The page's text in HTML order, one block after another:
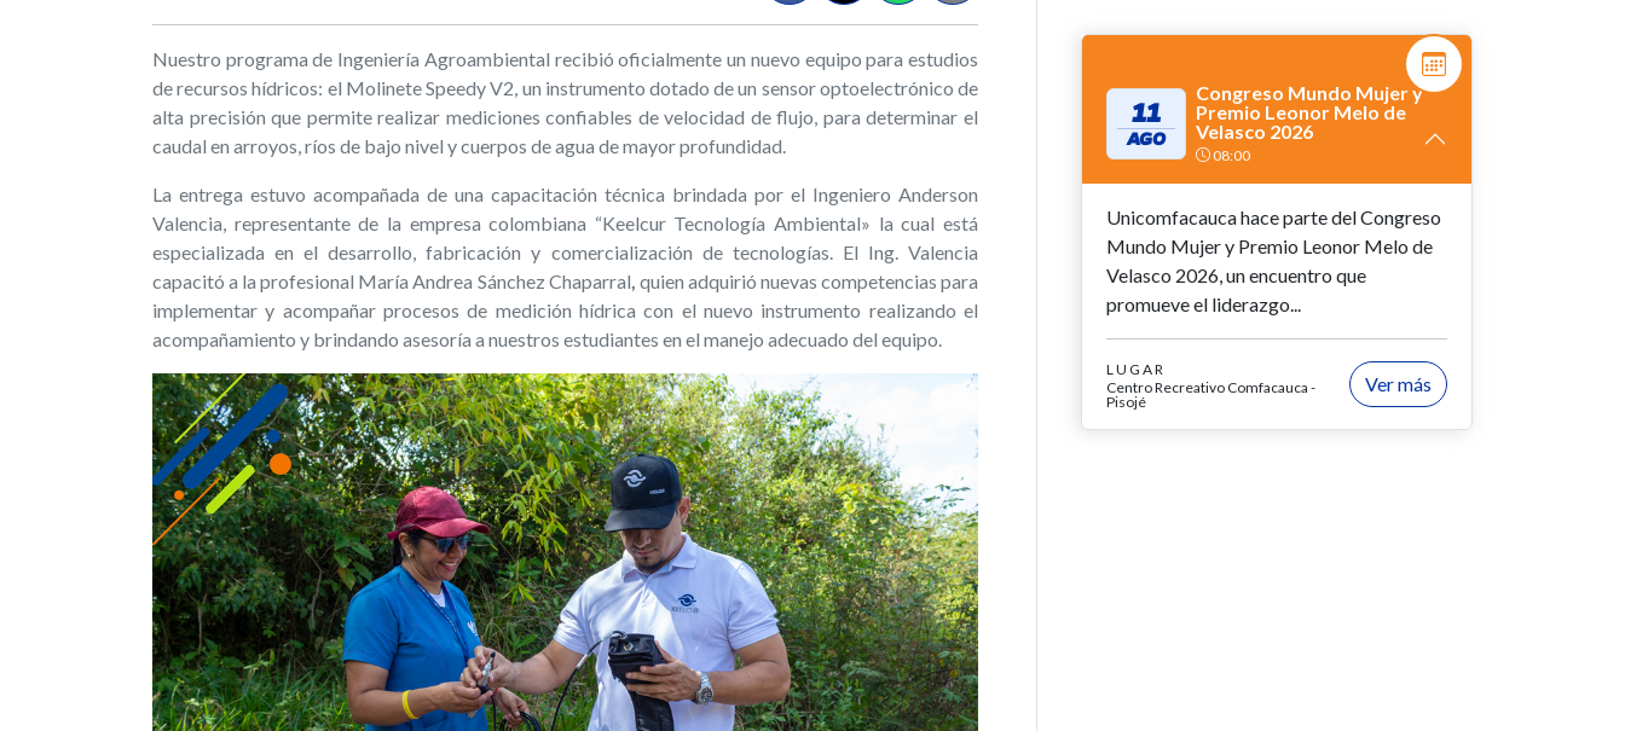
Nuestro programa de Ingeniería Agroambiental recibió oficialmente un nuevo equipo para estudios
de recursos hídricos: el Molinete Speedy V2, un instrumento dotado de un sensor optoelectrónico de
alta precisión que permite realizar mediciones confiables de velocidad de flujo, para determinar el
caudal en arroyos, ríos de bajo nivel y cuerpos de agua de mayor profundidad.
La entrega estuvo acompañada de una capacitación técnica brindada por el Ingeniero Anderson
Valencia, representante de la empresa colombiana “Keelcur Tecnología Ambiental» la cual está
especializada en el desarrollo, fabricación y comercialización de tecnologías. El Ing. Valencia
capacitó a la profesional María Andrea Sánchez Chaparral, quien adquirió nuevas competencias para
implementar y acompañar procesos de medición hídrica con el nuevo instrumento realizando el
acompañamiento y brindando asesoría a nuestros estudiantes en el manejo adecuado del equipo.
11
AGO
Congreso Mundo Mujer y
Premio Leonor Melo de
Velasco 2026
08:00
Unicomfacauca hace parte del Congreso
Mundo Mujer y Premio Leonor Melo de
Velasco 2026, un encuentro que
promueve el liderazgo...
LUGAR
Centro Recreativo Comfacauca -
Pisojé
Ver más